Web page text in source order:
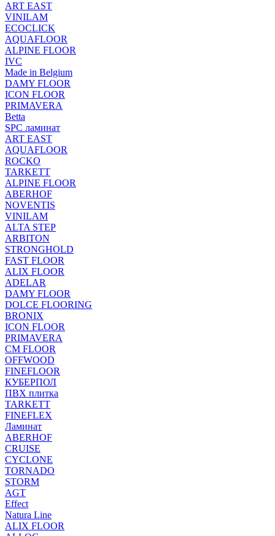
ART EAST
VINILAM
ECOCLICK
AQUAFLOOR
ALPINE FLOOR
IVC
Made in Belgium
DAMY FLOOR
ICON FLOOR
PRIMAVERA
Betta
SPC ламинат
ART EAST
AQUAFLOOR
ROCKO
TARKETT
ALPINE FLOOR
ABERHOF
NOVENTIS
VINILAM
ALTA STEP
ARBITON
STRONGHOLD
FAST FLOOR
ALIX FLOOR
ADELAR
DAMY FLOOR
DOLCE FLOORING
BRONIX
ICON FLOOR
PRIMAVERA
CM FLOOR
OFFWOOD
FINEFLOOR
КУБЕРПОЛ
ПВХ плитка
TARKETT
FINEFLEX
Ламинат
ABERHOF
CRUISE
CYCLONE
TORNADO
STORM
AGT
Effect
Natura Line
ALIX FLOOR